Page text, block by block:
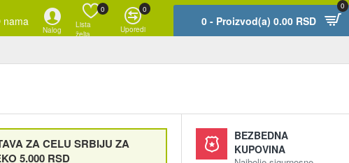
nama
Nalog
Lista
želja
0
Uporedi
0
0 - Proizvod(a) 0.00 RSD
0
ZA CELU SRBIJU ZA
5.000 RSD
BEZBEDNA
KUPOVINA